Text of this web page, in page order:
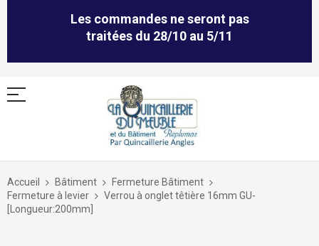
Les commandes ne seront pas
traitées du 28/10 au 5/11
Allez
contenu
Accueil Bâtiment
Fermeture Bâtiment
Fermeture à levier
Verrou à onglet têtière 16mm GU-
[Longueur:200mm]